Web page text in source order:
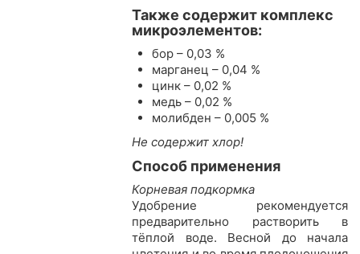
Также содержит комплекс
микроэлементов:
бор – 0,03 %
марганец – 0,04 %
цинк – 0,02 %
медь – 0,02 %
молибден – 0,005 %
Не содержит хлор!
Способ применения
Корневая подкормка
Удобрение рекомендуется
предварительно растворить в
тёплой воде. Весной до начала